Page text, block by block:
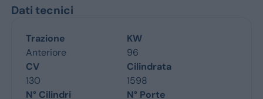
Dati tecnici
Trazione
Anteriore
KW
96
CV
130
Cilindrata
1598
N° Cilindri
N° Porte